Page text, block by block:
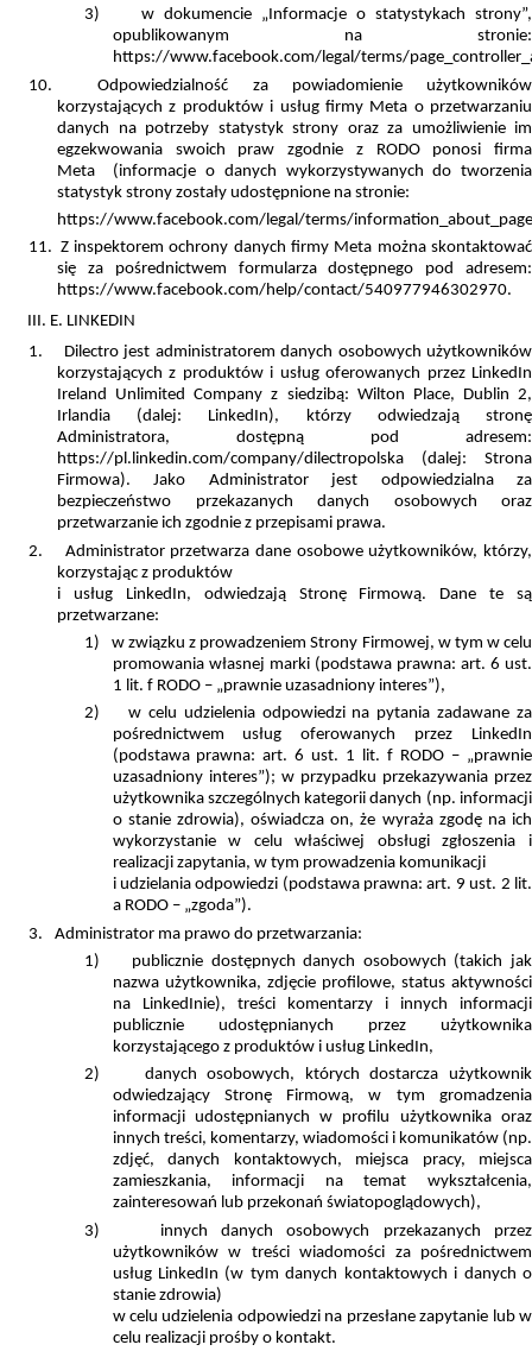
3)
w dokumencie „Informacje o statystykach strony”,
opublikowanym na stronie:
https://www.facebook.com/legal/terms/
10.
Odpowiedzialność za powiadomienie użytkowników
korzystających z produktów i usług firmy Meta o przetwarzaniu
danych na potrzeby statystyk strony oraz za umożliwienie im
egzekwowania swoich praw zgodnie z RODO ponosi firma
Meta (informacje o danych wykorzystywanych do tworzenia
statystyk strony zostały udostępnione na stronie:
https://www.facebook.com/legal/terms/
11. Z inspektorem ochrony danych firmy Meta można skontaktować
się za pośrednictwem formularza dostępnego pod adresem:
https://www.facebook.com/help/contact/540977946302970.
III. E. LINKEDIN
1.
Dilectrojest administratorem danych osobowych użytkowników
korzystających z produktów i usług oferowanych przez LinkedIn
Ireland Unlimited Company z siedzibą: Wilton Place, Dublin 2,
Irlandia (dalej: LinkedIn), którzy odwiedzają stronę
Administratora, dostępną pod adresem:
https://pl.linkedin.com/company/dilectropolska (dalej: Strona
Firmowa). Jako Administrator jest odpowiedzialna za
bezpieczeństwo przekazanych danych osobowych oraz
przetwarzanie ich zgodnie z przepisami prawa.
2.
Administrator przetwarza dane osobowe użytkowników, którzy,
korzystając z produktów
i usług LinkedIn, odwiedzają Stronę Firmową. Dane te są
przetwarzane:
1)
w związku z prowadzeniem Strony Firmowej, w tym w celu
promowania własnej marki (podstawa prawna: art. 6 ust.
1 lit. f RODO – „prawnie uzasadniony interes”),
2)
w celu udzielenia odpowiedzi na pytania zadawane za
pośrednictwem usług oferowanych przez LinkedIn
(podstawa prawna: art. 6 ust. 1 lit. f RODO – „prawnie
uzasadniony interes”); w przypadku przekazywania przez
użytkownika szczególnych kategorii danych (np. informacji
o stanie zdrowia), oświadcza on, że wyraża zgodę na ich
wykorzystanie w celu właściwej obsługi zgłoszenia i
realizacji zapytania, w tym prowadzenia komunikacji
i udzielania odpowiedzi (podstawa prawna: art. 9 ust. 2 lit.
a RODO – „zgoda”).
3.
Administrator ma prawo do przetwarzania:
1)
publicznie dostępnych danych osobowych (takich jak
nazwa użytkownika, zdjęcie profilowe, status aktywności
na LinkedInie), treści komentarzy i innych informacji
publicznie udostępnianych przez użytkownika
korzystającego z produktów i usług LinkedIn,
2)
danych osobowych, których dostarcza użytkownik
odwiedzający Stronę Firmową, w tym gromadzenia
informacji udostępnianych w profilu użytkownika oraz
innych treści, komentarzy, wiadomości i komunikatów (np.
zdjęć, danych kontaktowych, miejsca pracy, miejsca
zamieszkania, informacji na temat wykształcenia,
zainteresowań lub przekonań światopoglądowych),
3)
innych danych osobowych przekazanych przez
użytkowników w treści wiadomości za pośrednictwem
usług LinkedIn (w tym danych kontaktowych i danych o
stanie zdrowia)
w celu udzielenia odpowiedzi na przesłane zapytanie lub w
celu realizacji prośby o kontakt.